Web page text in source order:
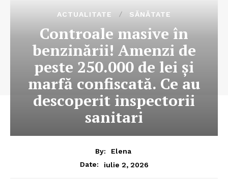
ACTUALITATE SĂNĂTATE
Controale masive în
benzinării! Amenzi de
peste 250.000 de lei și
marfă confiscată. Ce au
descoperit inspectorii
sanitari
By:
Elena
Date:
iulie 2, 2026